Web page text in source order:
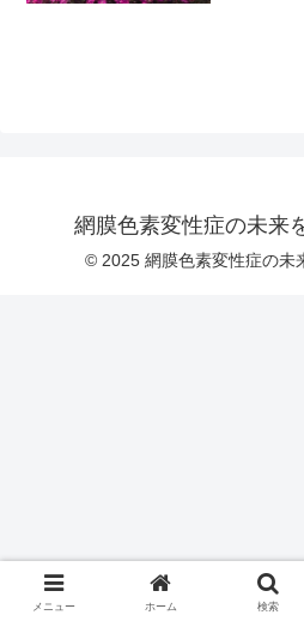
網膜色素変性症の未来
© 2025 網膜色素変性症の未
メニュー ホーム 検索